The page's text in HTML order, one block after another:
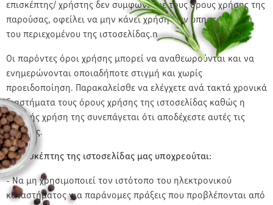
επισκέπτης/ χρήστης δεν συμφωνεί με τους όρους χρήσης της
παρούσας, οφείλει να μην κάνει χρήση των υπηρεσιών και
του περιεχομένου της ιστοσελίδας.n
Οι παρόντες όροι χρήσης μπορεί να αναθεωρούνται και να
ενημερώνονται οποιαδήποτε στιγμή και χωρίς
προειδοποίηση. Παρακαλείσθε να ελέγχετε ανά τακτά χρονικά
διαστήματα τους όρους χρήσης της ιστοσελίδας καθώς η
συνεχής χρήση της συνεπάγεται ότι αποδέχεστε αυτές τις
αλλαγές.
Ο επισκέπτης της ιστοσελίδας μας υποχρεούται:
- Να μη χρησιμοποιεί τον ιστότοπο του ηλεκτρονικού
καταστήματος για παράνομες πράξεις που προβλέπονται από